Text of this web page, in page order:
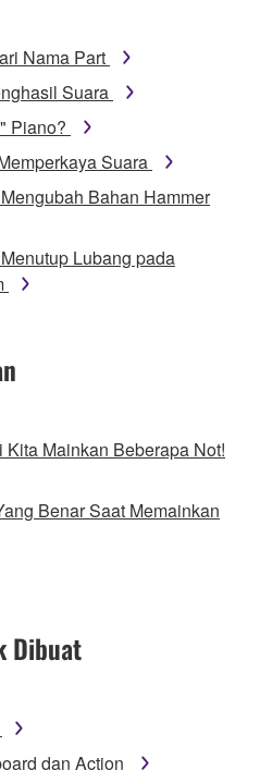
Nama Part
Suara
Piano?
Suara
Bahan Hammer
Lubang pada
Kita Mainkan Beberapa Not!
Benar Saat Memainkan
Dibuat
dan Action